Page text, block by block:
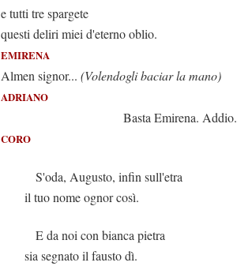
e tutti tre spargete
questi deliri miei d'eterno oblio.
EMIRENA
Almen signor... (Volendogli baciar la mano)
ADRIANO
Basta Emirena. Addio.
CORO
S'oda, Augusto, infin sull'etra
il tuo nome ognor così.
E da noi con bianca pietra
sia segnato il fausto dì.